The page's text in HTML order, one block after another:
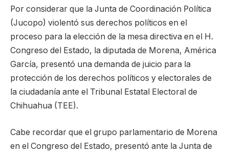
Por considerar que la Junta de Coordinación Política
(Jucopo) violentó sus derechos políticos en el
proceso para la elección de la mesa directiva en el H.
Congreso del Estado, la diputada de Morena, América
García, presentó una demanda de juicio para la
protección de los derechos políticos y electorales de
la ciudadanía ante el Tribunal Estatal Electoral de
Chihuahua (TEE).
Cabe recordar que el grupo parlamentario de Morena
en el Congreso del Estado, presentó ante la Junta de